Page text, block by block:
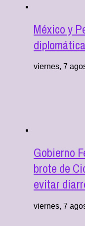
México y
viernes, 7
Gobierno
brote de
evitar
viernes, 7